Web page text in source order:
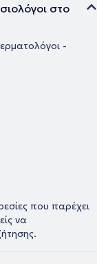
στο
-
που παρέχει
να